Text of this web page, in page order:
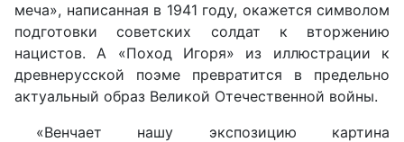
меча», написанная в 1941 году, окажется символом
подготовки советских солдат к вторжению
нацистов. А «Поход Игоря» из иллюстрации к
древнерусской поэме превратится в предельно
актуальный образ Великой Отечественной войны.
«Венчает нашу экспозицию картина